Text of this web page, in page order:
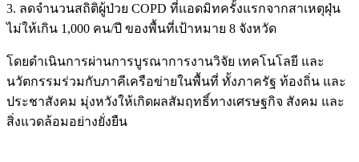
3. ลดจำนวนสถิติผู้ป่วย COPD ที่แอดมิทครั้งแรกจากสาเหตุฝุ่น
ไม่ให้เกิน 1,000 คน/ปี ของพื้นที่เป้าหมาย 8 จังหวัด
โดยดำเนินการผ่านการบูรณาการงานวิจัย เทคโนโลยี และ
นวัตกรรมร่วมกับภาคีเครือข่ายในพื้นที่ ทั้งภาครัฐ ท้องถิ่น และ
ประชาสังคม มุ่งหวังให้เกิดผลสัมฤทธิ์ทางเศรษฐกิจ สังคม และ
สิ่งแวดล้อมอย่างยั่งยืน